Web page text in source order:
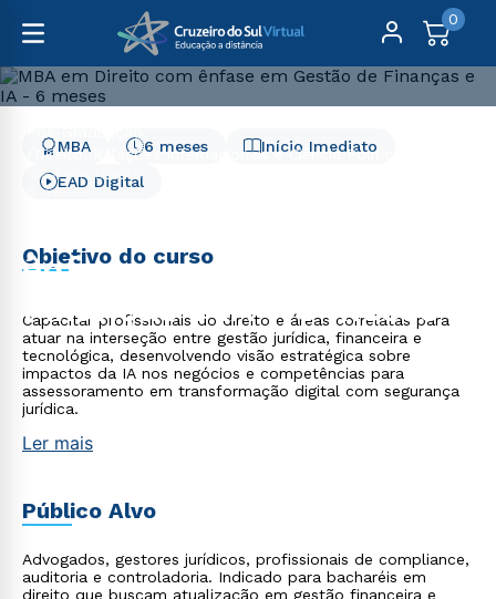
0
Direito, Relações Internacionais e Ciência Política
MBA em Direito com ênfase em Gestão de Finanças e IA -
6 meses
ênfase em Gestão de
Finanças e IA - 6 meses
Início Imediato
6 meses
MBA
EAD Digital
Objetivo do curso
Capacitar profissionais do direito e áreas correlatas para
atuar na interseção entre gestão jurídica, financeira e
tecnológica, desenvolvendo visão estratégica sobre
impactos da IA nos negócios e competências para
assessoramento em transformação digital com segurança
jurídica.
Ler mais
Público Alvo
Advogados, gestores jurídicos, profissionais de compliance,
auditoria e controladoria. Indicado para bacharéis em
direito que buscam atualização em gestão financeira e